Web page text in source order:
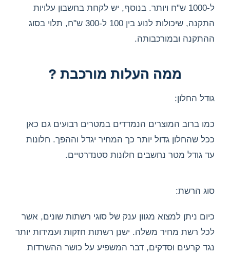
ל-1000 ש"ח ויותר. בנוסף, יש לקחת בחשבון עלויות
התקנה, שיכולות לנוע בין 100 ל-300 ש"ח, תלוי בסוג
ההתקנה ובמורכבותה.
ממה העלות מורכבת ?
גודל החלון:
כמו ברוב המוצרים הנמדדים במטרים רבועים גם כאן
ככל שהחלון גדול יותר כך המחיר יגדל וההפך. חלונות
עד גודל מטר נחשבים חלונות סטנדרטיים.
סוג הרשת:
כיום ניתן למצוא מגוון ענק של סוגי רשתות שונים, אשר
לכל רשת מחיר משלה. ישנן רשתות חזקות ועמידות יותר
נגד קרעים וסדקים, דבר המשפיע על כושר ההשרדות